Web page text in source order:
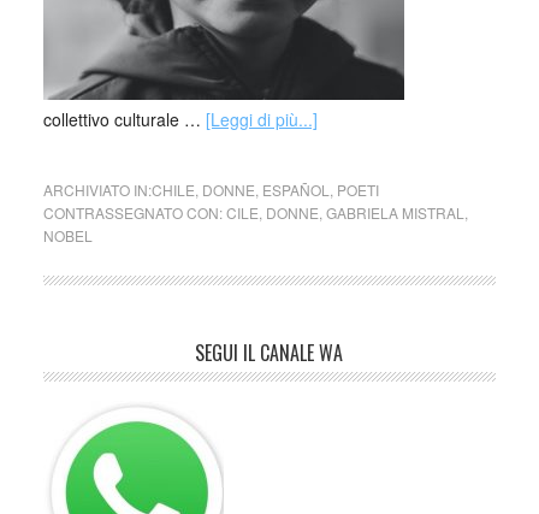
collettivo culturale … [Leggi di più...]
ARCHIVIATO IN:CHILE DONNE ESPAÑOL
POETI
CONTRASSEGNATO CON:CILE DONNE GABRIELA MISTRAL
NOBEL
SEGUI IL CANALE WA